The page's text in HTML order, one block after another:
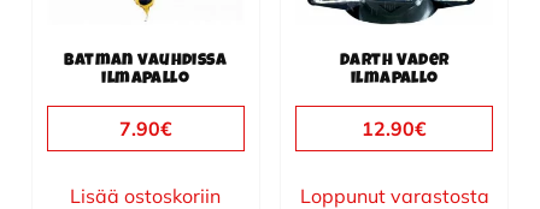
Batman vauhdissa
ilmapallo
7.90€
Lisää ostoskoriin
Darth Vader
ilmapallo
12.90€
Loppunut varastosta